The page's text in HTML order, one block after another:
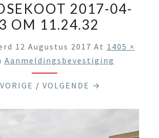
2017-04-
OM 11.24.32
12 Augustus 2017 At 1405 ×
Aanmeldingsbevestiging
/ VOLGENDE →